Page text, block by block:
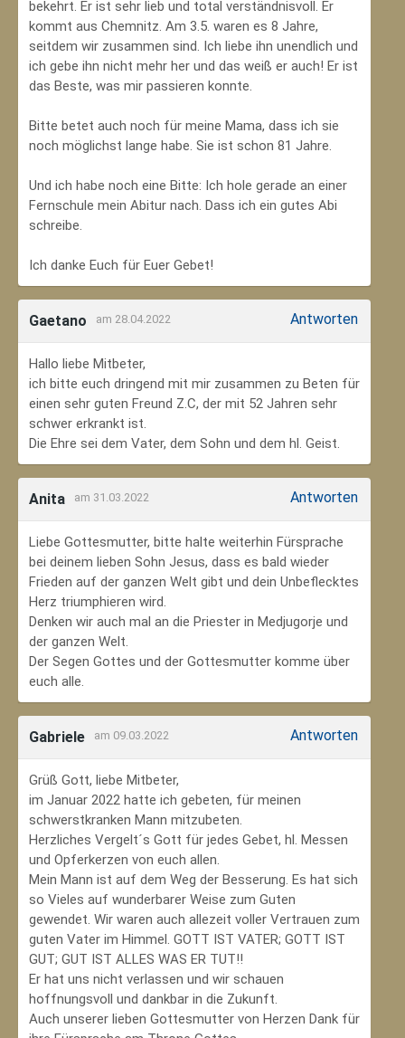
bekehrt. Er ist sehr lieb und total verständnisvoll. Er
kommt aus Chemnitz. Am 3.5. waren es 8 Jahre,
seitdem wir zusammen sind. Ich liebe ihn unendlich und
ich gebe ihn nicht mehr her und das weiß er auch! Er ist
das Beste, was mir passieren konnte.
Bitte betet auch noch für meine Mama, dass ich sie
noch möglichst lange habe. Sie ist schon 81 Jahre.
Und ich habe noch eine Bitte: Ich hole gerade an einer
Fernschule mein Abitur nach. Dass ich ein gutes Abi
schreibe.
Ich danke Euch für Euer Gebet!
Gaetano am 28.04.2022 Antworten
Hallo liebe Mitbeter,
ich bitte euch dringend mit mir zusammen zu Beten für
einen sehr guten Freund Z.C, der mit 52 Jahren sehr
schwer erkrankt ist.
Die Ehre sei dem Vater, dem Sohn und dem hl. Geist.
Anita am 31.03.2022 Antworten
Liebe Gottesmutter, bitte halte weiterhin Fürsprache
bei deinem lieben Sohn Jesus, dass es bald wieder
Frieden auf der ganzen Welt gibt und dein Unbeflecktes
Herz triumphieren wird.
Denken wir auch mal an die Priester in Medjugorje und
der ganzen Welt.
Der Segen Gottes und der Gottesmutter komme über
euch alle.
Gabriele am 09.03.2022 Antworten
Grüß Gott, liebe Mitbeter,
im Januar 2022 hatte ich gebeten, für meinen
schwerstkranken Mann mitzubeten.
Herzliches Vergelt´s Gott für jedes Gebet, hl. Messen
und Opferkerzen von euch allen.
Mein Mann ist auf dem Weg der Besserung. Es hat sich
so Vieles auf wunderbarer Weise zum Guten
gewendet. Wir waren auch allezeit voller Vertrauen zum
guten Vater im Himmel. GOTT IST VATER; GOTT IST
GUT; GUT IST ALLES WAS ER TUT!!
Er hat uns nicht verlassen und wir schauen
hoffnungsvoll und dankbar in die Zukunft.
Auch unserer lieben Gottesmutter von Herzen Dank für